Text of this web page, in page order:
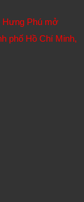
Hưng Phú mở
phố Hồ Chí Minh,